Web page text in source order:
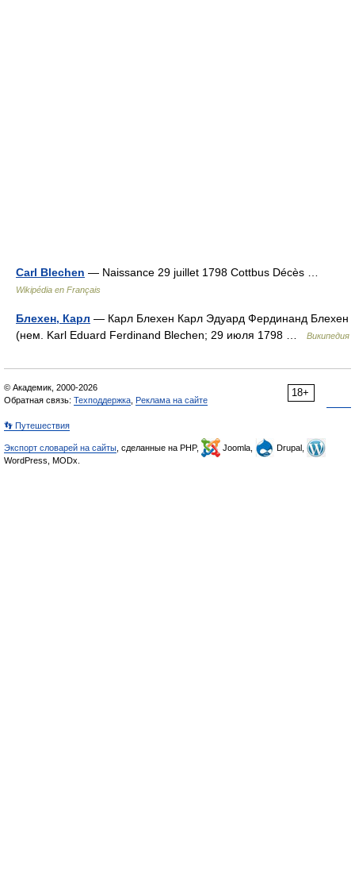
Carl Blechen — Naissance 29 juillet 1798 Cottbus Décès …
Wikipédia en Français
Блехен, Карл — Карл Блехен Карл Эдуард Фердинанд Блехен
(нем. Karl Eduard Ferdinand Blechen; 29 июля 1798 …
Википедия
18+
© Академик, 2000-2026
Обратная связь: Техподдержка Реклама на сайте
👣 Путешествия
Экспорт словарей на сайты , сделанные на PHP, Joomla,
Drupal,
WordPress, MODx.